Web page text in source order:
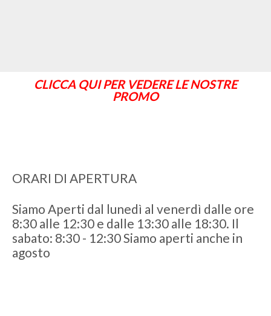
CLICCA QUI PER VEDERE LE NOSTRE
PROMO
ORARI DI APERTURA
Siamo Aperti dal lunedì al venerdì dalle ore
8:30 alle 12:30 e dalle 13:30 alle 18:30. Il
sabato: 8:30 - 12:30 Siamo aperti anche in
agosto